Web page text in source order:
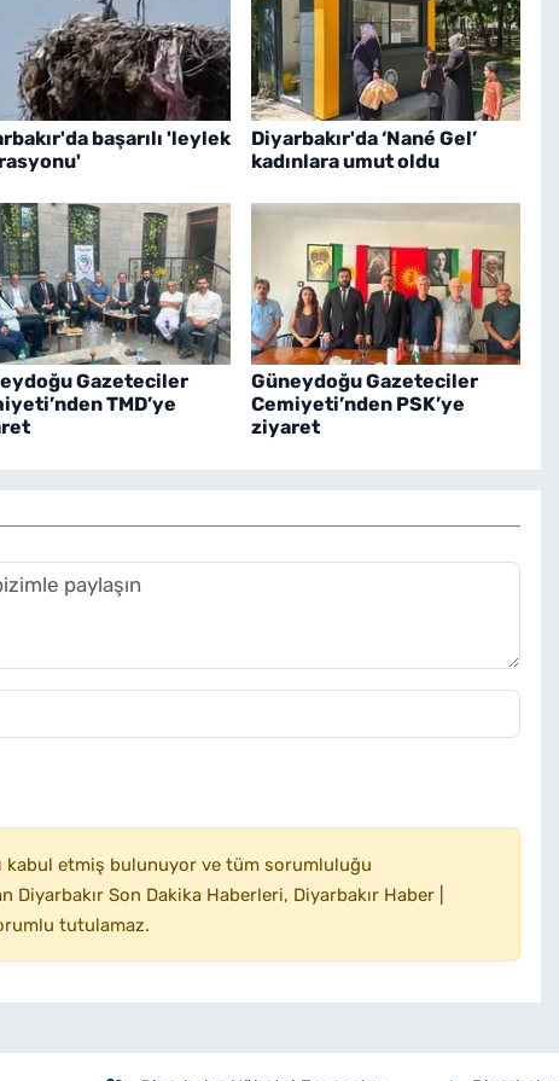
başarılı 'leylek
Diyarbakır'da ‘Nané Gel’
kadınlara umut oldu
Gazeteciler
TMD’ye
Güneydoğu Gazeteciler
Cemiyeti’nden PSK’ye
ziyaret
kabul etmiş bulunuyor ve tüm sorumluluğu
Son Dakika Haberleri, Diyarbakır Haber |
tutulamaz.